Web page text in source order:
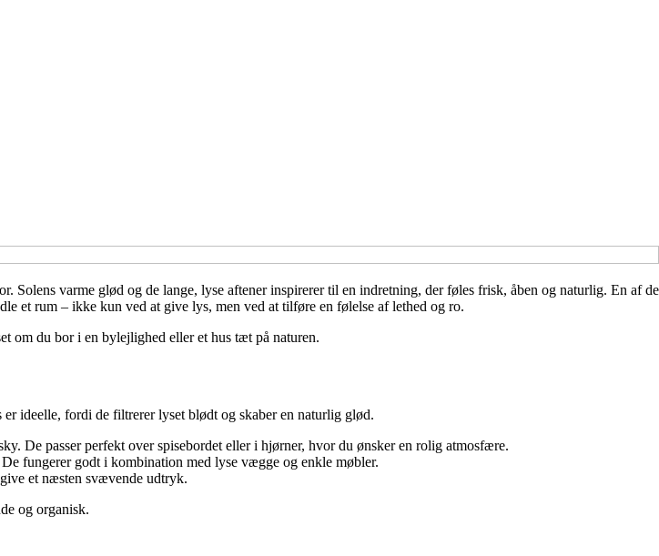
Solens varme glød og de lange, lyse aftener inspirerer til en indretning, der føles frisk, åben og naturlig. En af de
et rum – ikke kun ved at give lys, men ved at tilføre en følelse af lethed og ro.
om du bor i en bylejlighed eller et hus tæt på naturen.
ideelle, fordi de filtrerer lyset blødt og skaber en naturlig glød.
De passer perfekt over spisebordet eller i hjørner, hvor du ønsker en rolig atmosfære.
fungerer godt i kombination med lyse vægge og enkle møbler.
et næsten svævende udtryk.
og organisk.